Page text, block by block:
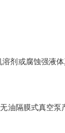
溶剂或腐蚀强液
油隔膜式真空